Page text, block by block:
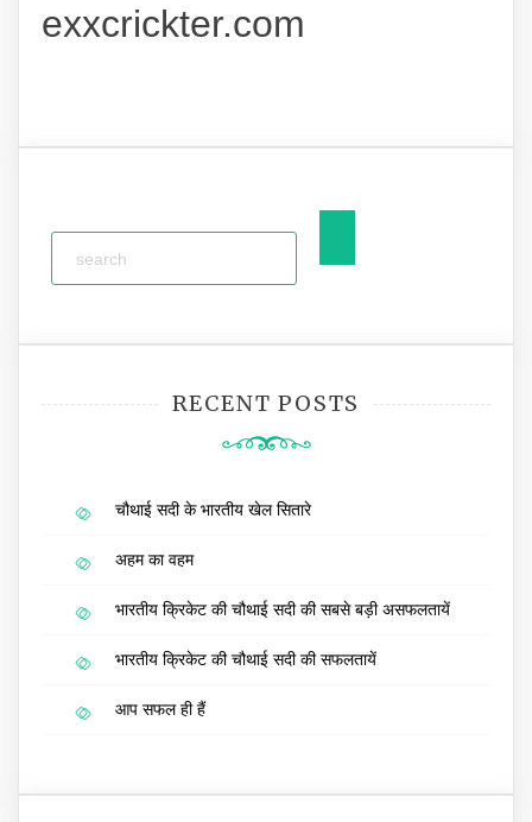
exxcrickter.com
RECENT POSTS
चौथाई सदी के भारतीय खेल सितारे
अहम का वहम
भारतीय क्रिकेट की चौथाई सदी की सबसे बड़ी असफलतायें
भारतीय क्रिकेट की चौथाई सदी की सफलतायें
आप सफल ही हैं